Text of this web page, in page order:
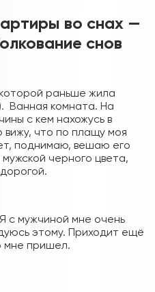
во снах —
снов
раньше жила
Ванная комната. На
с кем нахожусь в
вижу, что по плащу моя
поднимаю, вешаю его
черного цвета,
с мужчиной мне очень
этому. Приходит ещё
мне пришел.